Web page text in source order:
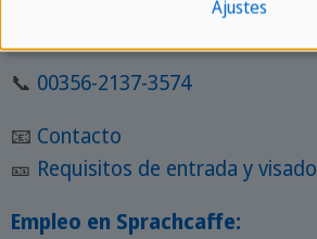
📞 00356-2137-3574
📧 Contacto
🎫 Requisitos de entrada y visado
Empleo en Sprachcaffe:
Ajustes